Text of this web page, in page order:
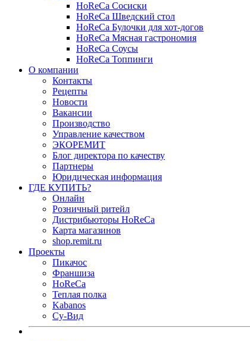
HoReCa Сосиски
HoReCa Шведский стол
HoReCa Булочки для хот-догов
HoReCa Мясная гастрономия
HoReCa Соусы
HoReCa Топпинги
О компании
Контакты
Рецепты
Новости
Вакансии
Производство
Управление качеством
ЭКОРЕМИТ
Блог директора по качеству
Партнеры
Юридическая информация
ГДЕ КУПИТЬ?
Онлайн
Розничный ритейл
Дистрибьюторы HoReCa
Карта магазинов
shop.remit.ru
Проекты
Пикачос
Франшиза
HoReCa
Теплая полка
Kabanos
Су-Вид